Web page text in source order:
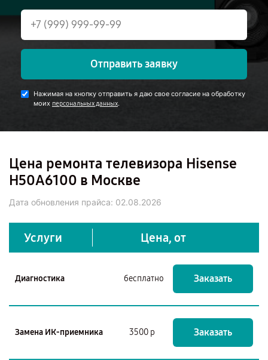
Отправить заявку
Нажимая на кнопку отправить я даю свое согласие на обработку
моих персональных данных.
Цена ремонта телевизора Hisense
H50A6100 в Москве
Дата обновления прайса: 02.08.2026
Услуги Цена, от
Диагностика бесплатно Заказать
Замена ИК-приемника 3500 р Заказать